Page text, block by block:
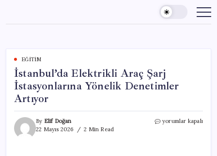
content
EĞITIM
İstanbul’da Elektrikli Araç Şarj
İstasyonlarına Yönelik Denetimler
Artıyor
By Elif Doğan
22 Mayıs 2026
2 Min Read
İstanbul’da
yorumlar kapalı